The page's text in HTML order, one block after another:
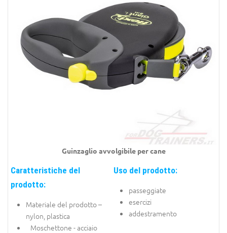
Guinzaglio avvolgibile per cane
Caratteristiche del
prodotto:
Materiale del prodotto –
nylon, plastica
Moschettone - acciaio
Uso del prodotto:
passeggiate
esercizi
addestramento